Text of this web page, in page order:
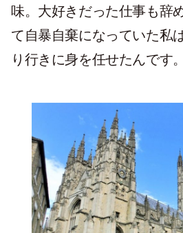
味。大好きだった仕事も辞
て自暴自棄になっていた私
り行きに身を任せたんです。